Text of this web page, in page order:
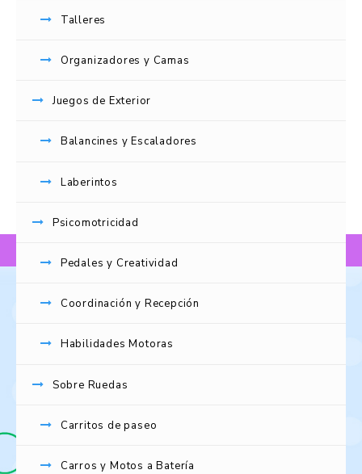
Talleres
Organizadores y Camas
Juegos de Exterior
Balancines y Escaladores
Laberintos
Psicomotricidad
Pedales y Creatividad
Coordinación y Recepción
Habilidades Motoras
Sobre Ruedas
Carritos de paseo
Carros y Motos a Batería
pedido, mejorar tu experiencia en esta web,
descritos en nuestra
REGISTRARSE
REDES SOCIALES
de Juguetes.
Facebook
TikTok